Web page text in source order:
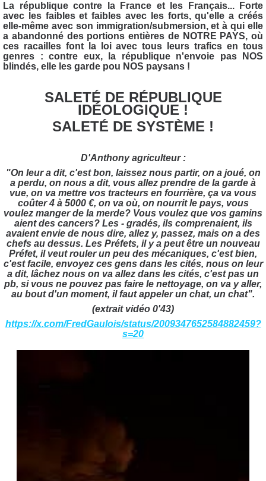
La république contre la France et les Français... Forte
avec les faibles et faibles avec les forts, qu'elle a créés
elle-même avec son immigration/submersion, et à qui elle
a abandonné des portions entières de NOTRE PAYS, où
ces racailles font la loi avec tous leurs trafics en tous
genres : contre eux, la république n'envoie pas NOS
blindés, elle les garde pou NOS paysans !
SALETÉ DE RÉPUBLIQUE
IDÉOLOGIQUE !
SALETÉ DE SYSTÈME !
D'Anthony agriculteur :
"On leur a dit, c'est bon, laissez nous partir, on a joué, on
a perdu, on nous a dit, vous allez prendre de la garde à
vue, on va mettre vos tracteurs en fourrière, ça va vous
coûter 4 à 5000 €, on va où, on nourrit le pays, vous
voulez manger de la merde? Vous voulez que vos gamins
aient des cancers? Les - gradés, ils comprenaient, ils
avaient envie de nous dire, allez y, passez, mais on a des
chefs au dessus. Les Préfets, il y a peut être un nouveau
Préfet, il veut rouler un peu des mécaniques, c'est bien,
c'est facile, envoyez ces gens dans les cités, nous on leur
a dit, lâchez nous on va allez dans les cités, c'est pas un
pb, si vous ne pouvez pas faire le nettoyage, on va y aller,
au bout d'un moment, il faut appeler un chat, un chat".
(extrait vidéo 0'43)
https://x.com/FredGaulois/status/2009347652584882459?
s=20